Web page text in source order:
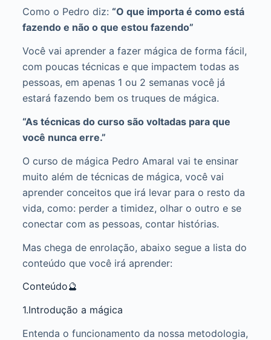
Como o Pedro diz: “O que importa é como está
fazendo e não o que estou fazendo”
Você vai aprender a fazer mágica de forma fácil,
com poucas técnicas e que impactem todas as
pessoas, em apenas 1 ou 2 semanas você já
estará fazendo bem os truques de mágica.
“As técnicas do curso são voltadas para que
você nunca erre.”
O curso de mágica Pedro Amaral vai te ensinar
muito além de técnicas de mágica, você vai
aprender conceitos que irá levar para o resto da
vida, como: perder a timidez, olhar o outro e se
conectar com as pessoas, contar histórias.
Mas chega de enrolação, abaixo segue a lista do
conteúdo que você irá aprender:
Conteúdo🔮
1.Introdução a mágica
Entenda o funcionamento da nossa metodologia,